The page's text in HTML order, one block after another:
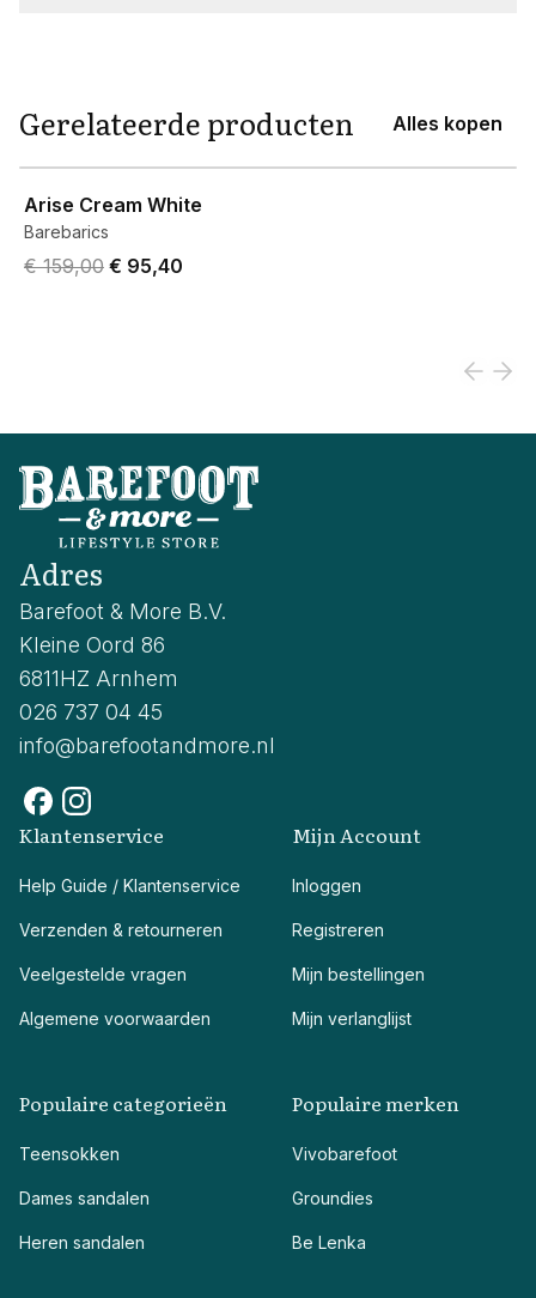
Gerelateerde producten Alles kopen
Arise Cream White
Barebarics
Original price was € 159,00.
€ 159,00 Current price is € 95,40.
€ 95,40
Adres
Barefoot & More B.V.
Kleine Oord 86
6811HZ Arnhem
026 737 04 45
info@barefootandmore.nl
Klantenservice
Help Guide / Klantenservice
Verzenden & retourneren
Veelgestelde vragen
Algemene voorwaarden
Mijn Account
Inloggen
Registreren
Mijn bestellingen
Mijn verlanglijst
Populaire categorieën
Teensokken
Dames sandalen
Heren sandalen
Populaire merken
Vivobarefoot
Groundies
Be Lenka